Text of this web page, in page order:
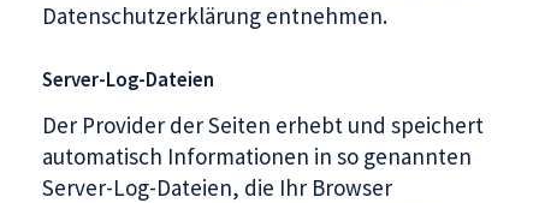
Datenschutzerklärung entnehmen.
Server-Log-Dateien
Der Provider der Seiten erhebt und speichert
automatisch Informationen in so genannten
Server-Log-Dateien, die Ihr Browser